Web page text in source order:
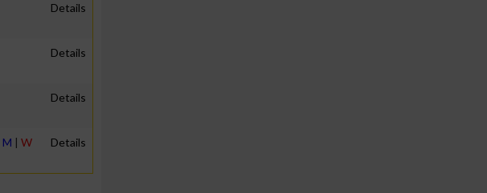
Details
Details
Details
M | W Details